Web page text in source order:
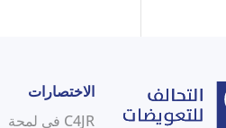
الاختصارات
C4JR في لمحة